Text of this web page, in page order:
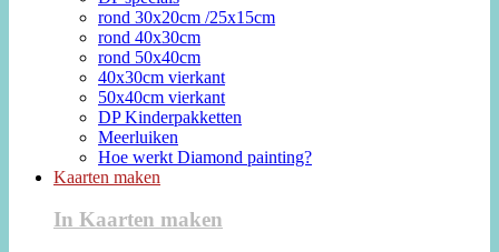
rond 30x20cm /25x15cm
rond 40x30cm
rond 50x40cm
40x30cm vierkant
50x40cm vierkant
DP Kinderpakketten
Meerluiken
Hoe werkt Diamond painting?
Kaarten maken
In Kaarten maken